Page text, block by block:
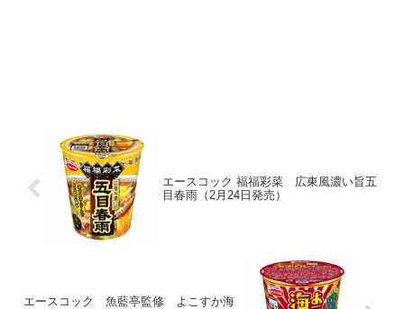
エースコック 福福彩菜 広東風濃い旨五
目春雨（2月24日発売）
エースコック 魚藍亭監修 よこすか海